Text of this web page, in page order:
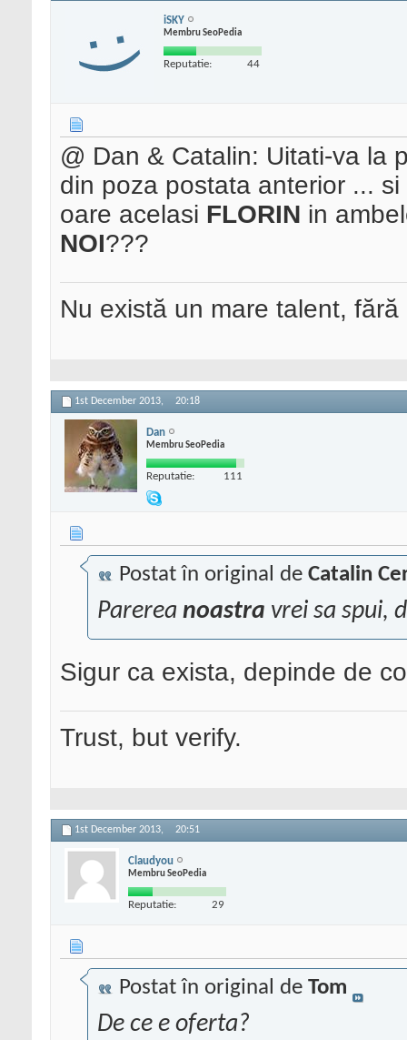
iSKY
Membru SeoPedia
Reputatie: 44
@ Dan & Catalin: Uitati-va la
din poza postata anterior ...
oare acelasi FLORIN in
NOI???
Nu există un mare talent,
1st December 2013, 20:18
Dan
Membru SeoPedia
Reputatie: 111
Postat în original de Catalin
Parerea noastra vrei sa spui,
Sigur ca exista, depinde de
Trust, but verify.
1st December 2013, 20:51
Claudyou
Membru SeoPedia
Reputatie: 29
Postat în original de Tom
De ce e oferta?